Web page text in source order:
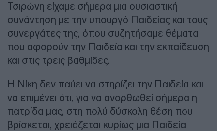
Τσιρώνη είχαμε σήμερα μια ουσιαστική
συνάντηση με την υπουργό Παιδείας και τους
συνεργάτες της, όπου συζητήσαμε θέματα
που αφορούν την Παιδεία και την εκπαίδευση
και στις τρεις βαθμίδες.
Η Νίκη δεν παύει να στηρίζει την Παιδεία και
να επιμένει ότι, για να ανορθωθεί σήμερα η
πατρίδα μας, στη πολύ δύσκολη θέση που
βρίσκεται, χρειάζεται κυρίως μια Παιδεία